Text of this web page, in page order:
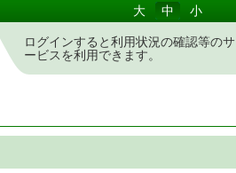
大 中 小
ログインすると利用状況の確認等のサ
ービスを利用できます。